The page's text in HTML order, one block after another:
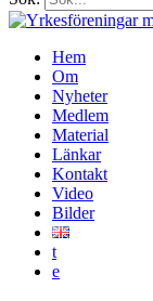
Hem
Om
Nyheter
Medlem
Material
Länkar
Kontakt
Video
Bilder
t
e